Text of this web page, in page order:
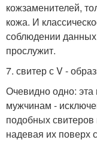
кожзаменителей,
кожа. И
соблюдении
прослужит.
7. свитер с V -
Очевидно одно:
мужчинам -
подобных
надевая их поверх